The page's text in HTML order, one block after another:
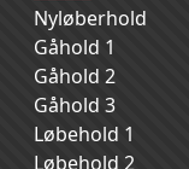
Nyløberhold
Gåhold 1
Gåhold 2
Gåhold 3
Løbehold 1
Løbehold 2